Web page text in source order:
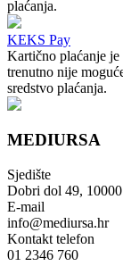
plaćanja.
KEKS Pay
Kartično plaćanje
trenutno nije
sredstvo plaćanja.
MEDIURSA
Sjedište
Dobri dol 49,
E-mail
info@mediursa.hr
Kontakt telefon
01 2346 760